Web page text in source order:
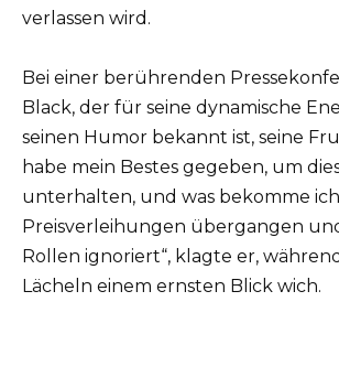
verlassen wird.
Bei einer berührenden
Black, der für seine dynamische
seinen Humor bekannt ist, seine
habe mein Bestes gegeben, um
unterhalten, und was bekomme
Preisverleihungen übergangen
Rollen ignoriert“, klagte er,
Lächeln einem ernsten Blick wich.